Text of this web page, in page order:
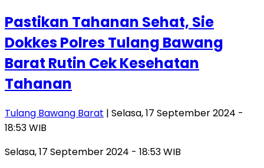
Pastikan Tahanan Sehat, Sie
Dokkes Polres Tulang Bawang
Barat Rutin Cek Kesehatan
Tahanan
Tulang Bawang Barat | Selasa, 17 September 2024 -
18:53 WIB
Selasa, 17 September 2024 - 18:53 WIB